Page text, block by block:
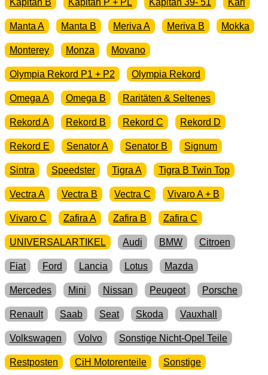
Manta A Manta B Meriva A Meriva B Mokka
Monterey Monza Movano
Olympia Rekord P1 + P2 Olympia Rekord
Omega A Omega B Raritäten & Seltenes
Rekord A Rekord B Rekord C Rekord D
Rekord E Senator A Senator B Signum
Sintra Speedster Tigra A Tigra B Twin Top
Vectra A Vectra B Vectra C Vivaro A + B
Vivaro C Zafira A Zafira B Zafira C
UNIVERSALARTIKEL Audi BMW Citroen
Fiat Ford Lancia Lotus Mazda
Mercedes Mini Nissan Peugeot Porsche
Renault Saab Seat Skoda Vauxhall
Volkswagen Volvo Sonstige Nicht-Opel Teile
Restposten CiH Motorenteile Sonstige